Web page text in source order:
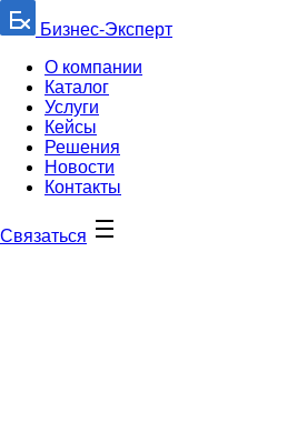
Бизнес-Эксперт
О компании
Каталог
Услуги
Кейсы
Решения
Новости
Контакты
Связаться